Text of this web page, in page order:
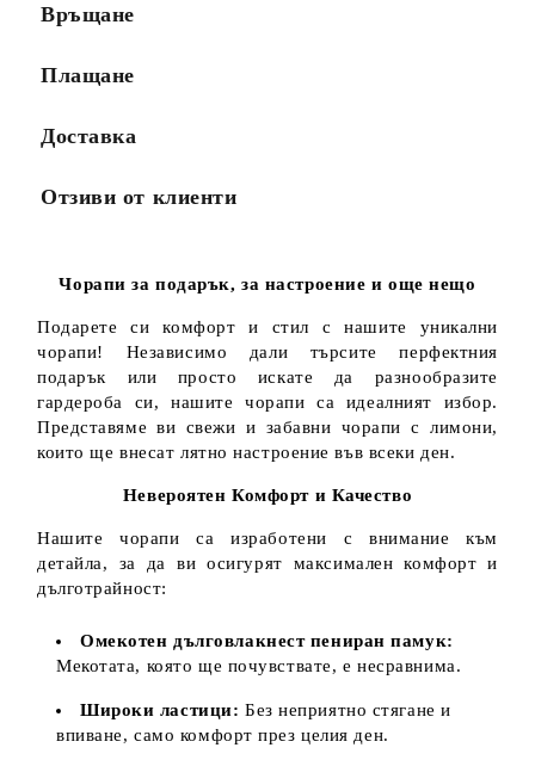
Връщане
Плащане
Доставка
Отзиви от клиенти
Чорапи за подарък, за настроение и още нещо
Подарете си комфорт и стил с нашите уникални
чорапи! Независимо дали търсите перфектния
подарък или просто искате да разнообразите
гардероба си, нашите чорапи са идеалният избор.
Представяме ви свежи и забавни чорапи с лимони,
които ще внесат лятно настроение във всеки ден.
Невероятен Комфорт и Качество
Нашите чорапи са изработени с внимание към
детайла, за да ви осигурят максимален комфорт и
дълготрайност:
Омекотен дълговлакнест пениран памук:
Мекотата, която ще почувствате, е несравнима.
Широки ластици: Без неприятно стягане и
впиване, само комфорт през целия ден.